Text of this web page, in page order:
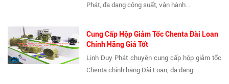
Phát, đa dạng công suất, vận hành...
Cung Cấp Hộp Giảm Tốc Chenta Đài Loan
Chính Hãng Giá Tốt
Linh Duy Phát chuyên cung cấp hộp giảm tốc
Chenta chính hãng Đài Loan, đa dạng...